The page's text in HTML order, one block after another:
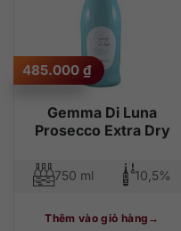
Gemma Di Luna
Prosecco Extra Dry
485.000 ₫
750 ml 10,5%
Thêm vào giỏ hàng